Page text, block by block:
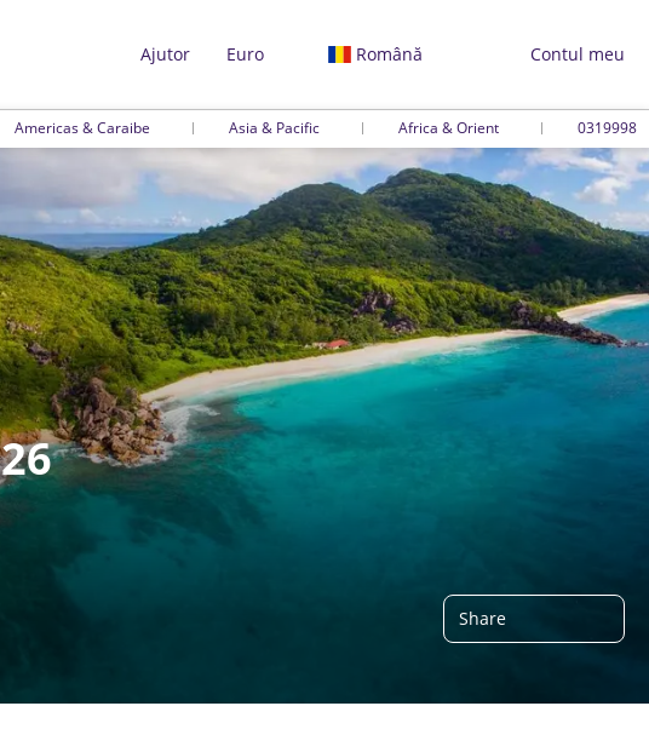
Ajutor Euro Română Contul meu
Americas & Caraibe Asia & Pacific Africa & Orient 0319998
Share